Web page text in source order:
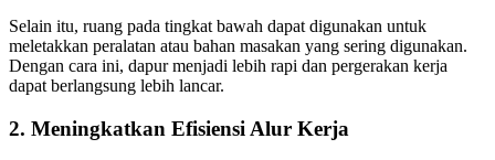
Selain itu, ruang pada tingkat bawah dapat digunakan untuk
meletakkan peralatan atau bahan masakan yang sering digunakan.
Dengan cara ini, dapur menjadi lebih rapi dan pergerakan kerja
dapat berlangsung lebih lancar.
2. Meningkatkan Efisiensi Alur Kerja